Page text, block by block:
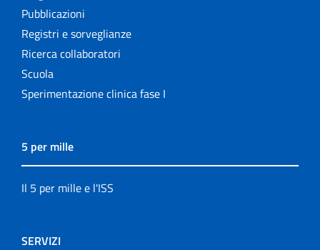
Pubblicazioni
Registri e sorveglianze
Ricerca collaboratori
Scuola
Sperimentazione clinica fase I
5 per mille
Il 5 per mille e l'ISS
SERVIZI